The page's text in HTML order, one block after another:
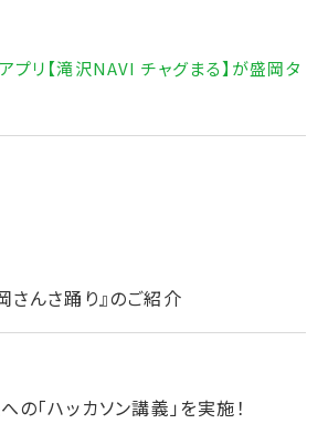
リ【滝沢NAVI チャグまる】が盛岡タ
さんさ踊り』のご紹介
の「ハッカソン講義」を実施！